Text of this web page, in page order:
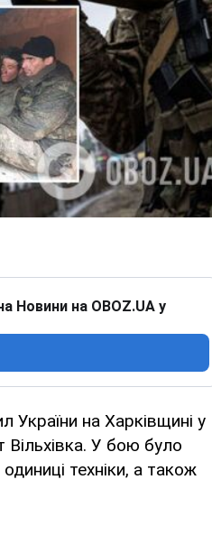
Новини на OBOZ.UA у
України на Харківщині у
Вільхівка. У бою було
техніки, а також